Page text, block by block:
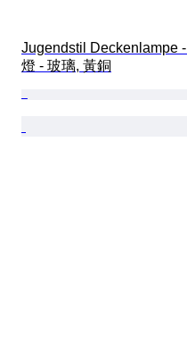
Jugendstil Deckenlampe -
燈 - 玻璃, 黃銅